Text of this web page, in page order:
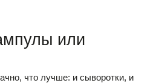
или
что лучше: и сыворотки, и